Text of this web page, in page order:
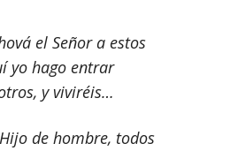
el Señor a estos
yo hago entrar
y viviréis…
de hombre, todos